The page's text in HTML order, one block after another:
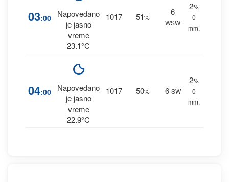
03:00
Napovedano
je jasno
vreme
23.1°C
1017 51%
6
WSW
2%
0
mm.
04:00
Napovedano
je jasno
vreme
22.9°C
1017 50% 6 SW
2%
0
mm.